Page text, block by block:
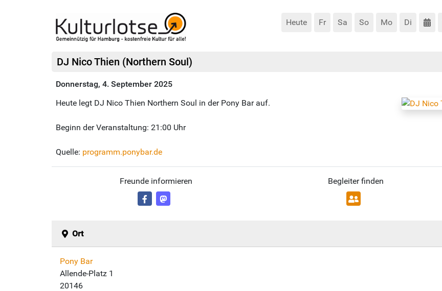
Heute Fr Sa So Mo Di
DJ Nico Thien (Northern Soul)
Donnerstag, 4. September 2025
Heute legt DJ Nico Thien Northern Soul in der Pony Bar auf.
Beginn der Veranstaltung: 21:00 Uhr
Quelle: programm.ponybar.de
Freunde informieren Begleiter finden
Ort
Pony Bar
Allende-Platz 1
20146